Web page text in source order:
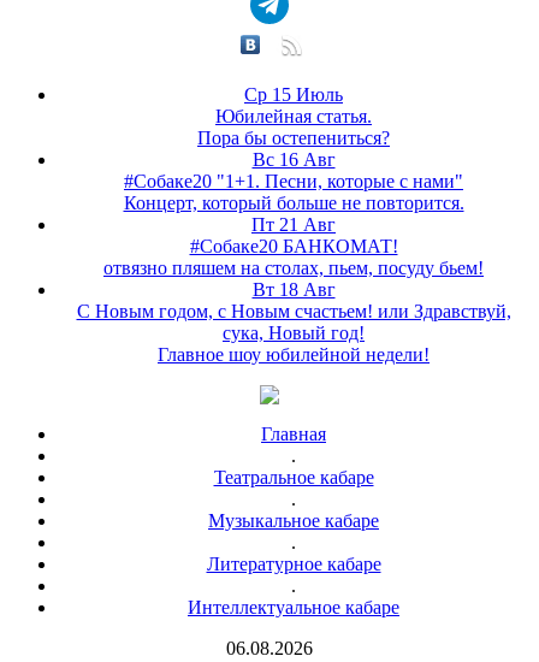
Ср 15 Июль
Юбилейная статья.
Пора бы остепениться?
Вс 16 Авг
#Собаке20 "1+1. Песни, которые с нами"
Концерт, который больше не повторится.
Пт 21 Авг
#Собаке20 БАНКОМАТ!
отвязно пляшем на столах, пьем, посуду бьем!
Вт 18 Авг
С Новым годом, с Новым счастьем! или Здравствуй,
сука, Новый год!
Главное шоу юбилейной недели!
Главная
.
Театральное кабаре
.
Музыкальное кабаре
.
Литературное кабаре
.
Интеллектуальное кабаре
06.08.2026